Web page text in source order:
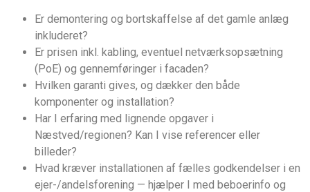
Er demontering og bortskaffelse af det gamle anlæg
inkluderet?
Er prisen inkl. kabling, eventuel netværksopsætning
(PoE) og gennemføringer i facaden?
Hvilken garanti gives, og dækker den både
komponenter og installation?
Har I erfaring med lignende opgaver i
Næstved/regionen? Kan I vise referencer eller
billeder?
Hvad kræver installationen af fælles godkendelser i en
ejer-/andelsforening — hjælper I med beboerinfo og